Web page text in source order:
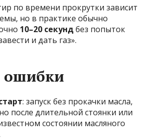
по времени прокрутки зависит
но в практике обычно
10–20 секундбез попыток
и дать газ».
ошибки
: запуск без прокачки масла,
после длительной стоянки или
состоянии масляного